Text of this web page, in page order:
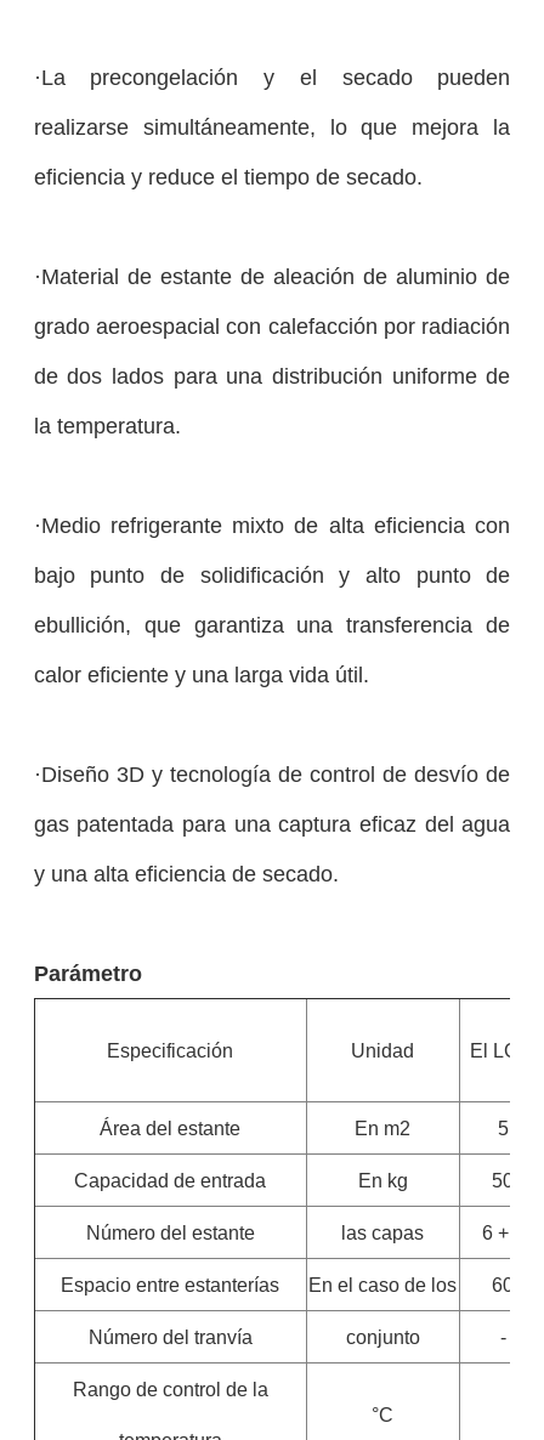
·La precongelación y el secado pueden
realizarse simultáneamente, lo que mejora la
eficiencia y reduce el tiempo de secado.
·Material de estante de aleación de aluminio de
grado aeroespacial con calefacción por radiación
de dos lados para una distribución uniforme de
la temperatura.
·Medio refrigerante mixto de alta eficiencia con
bajo punto de solidificación y alto punto de
ebullición, que garantiza una transferencia de
calor eficiente y una larga vida útil.
·Diseño 3D y tecnología de control de desvío de
gas patentada para una captura eficaz del agua
y una alta eficiencia de secado.
Parámetro
Especificación Unidad El LG-5
Área del estante En m2 5
Capacidad de entrada En kg 50
Número del estante las capas 6 + 1
Espacio entre estanterías En el caso de los 60
Número del tranvía conjunto -
Rango de control de la
°C